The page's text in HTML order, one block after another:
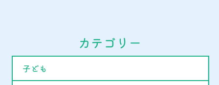
カテゴリー
子ども